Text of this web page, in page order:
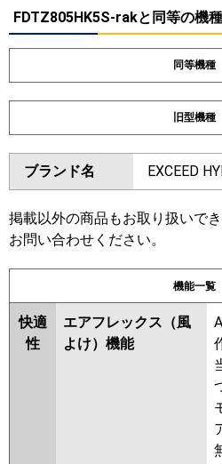
FDTZ805HK5S-rakと同等の機種
同等機種
ダイキン SSRC80DV
SSRUC80DV
東芝
RCI-
旧型機種
ダイキン SSRC80CV
SSRC80BCV
東芝
ブランド名 EXCEED
掲載以外の商品もお取り扱いで
お問い合わせください。
機能一覧
快適
性
エアフレックス（風
よけ）機能